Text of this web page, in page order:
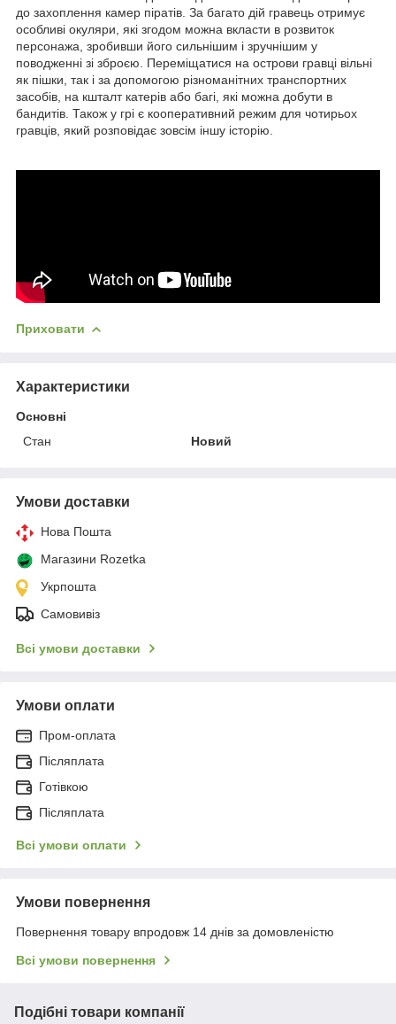
до захоплення камер піратів. За багато дій гравець отримує
особливі окуляри, які згодом можна вкласти в розвиток
персонажа, зробивши його сильнішим і зручнішим у
поводженні зі зброєю. Переміщатися на острови гравці вільні
як пішки, так і за допомогою різноманітних транспортних
засобів, на кшталт катерів або багі, які можна добути в
бандитів. Також у грі є кооперативний режим для чотирьох
гравців, який розповідає зовсім іншу історію.
Приховати
Характеристики
Основні
Стан
Новий
Умови доставки
Нова Пошта
Магазини Rozetka
Укрпошта
Самовивіз
Всі умови доставки
Умови оплати
Пром-оплата
Післяплата
Готівкою
Післяплата
Всі умови оплати
Умови повернення
Повернення товару впродовж 14 днів за домовленістю
Всі умови повернення
Подібні товари компанії